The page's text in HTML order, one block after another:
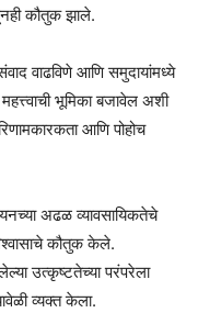
कौतुक झाले.
वाढविणे आणि समुदायांमध्ये
भूमिका बजावेल अशी
आणि पोहोच
अढळ व्यावसायिकतेचे
कौतुक केले.
उत्कृष्टतेच्या परंपरेला
व्यक्त केला.